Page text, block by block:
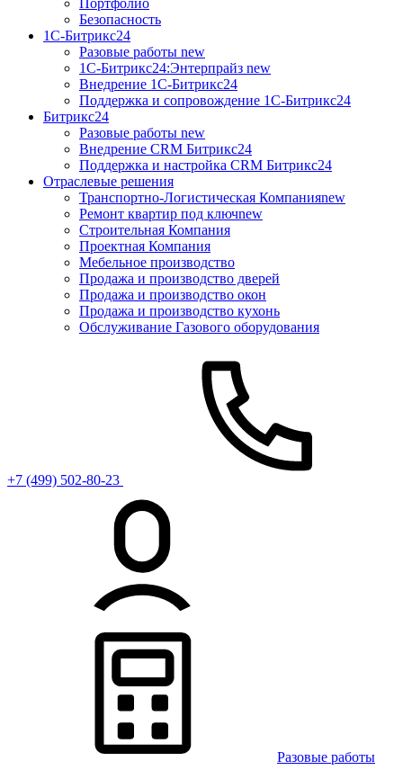
Портфолио
Безопасность
1C-Битрикс24
Разовые работы new
1С-Битрикс24:Энтерпрайз new
Внедрение 1C-Битрикс24
Поддержка и сопровождение 1С-Битрикс24
Битрикс24
Разовые работы new
Внедрение CRM Битрикс24
Поддержка и настройка CRM Битрикс24
Отраслевые решения
Транспортно-Логистическая Компанияnew
Ремонт квартир под ключnew
Строительная Компания
Проектная Компания
Мебельное производство
Продажа и производство дверей
Продажа и производство окон
Продажа и производство кухонь
Обслуживание Газового оборудования
+7 (499) 502-80-23
Разовые работы